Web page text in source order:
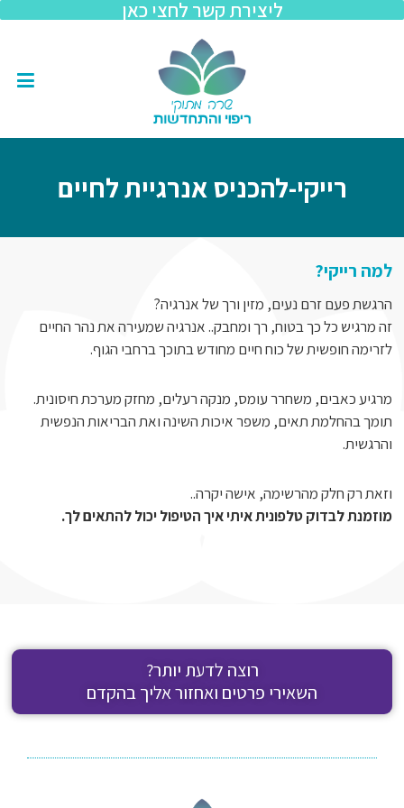
ליצירת קשר לחצי כאן
רייקי-להכניס אנרגיית לחיים
למה רייקי?
הרגשת פעם זרם נעים, מזין ורך של אנרגיה?
זה מרגיש כל כך בטוח, רך ומחבק.. אנרגיה שמעירה את נהר החיים
לזרימה חופשית של כוח חיים מחודש בתוכך ברחבי הגוף.
מרגיע כאבים, משחרר עומס, מנקה רעלים, מחזק מערכת חיסונית.
תומך בהחלמת תאים, משפר איכות השינה ואת הבריאות הנפשית
והרגשית.
וזאת רק חלק מהרשימה, אישה יקרה..
מוזמנת לבדוק טלפונית איתי איך הטיפול יכול להתאים לך.
רוצה לדעת יותר?
השאירי פרטים ואחזור אליך בהקדם